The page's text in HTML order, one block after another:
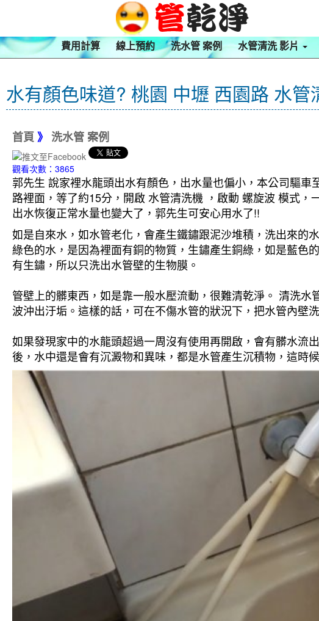
費用計算 線上預約 洗水管 案例 水管清洗 影片
水有顏色味道? 桃園 中壢 西園路 水管
首頁 》 洗水管 案例
觀看次數：3865
郭先生 說家裡水龍頭出水有顏色，出水量也偏小，本公司驅
路裡面，等了約15分，開啟 水管清洗機 ，啟動 螺旋波 模式
出水恢復正常水量也變大了，郭先生可安心用水了!!
如是自來水，如水管老化，會產生鐵鏽跟泥沙堆積，洗出來的
綠色的水，是因為裡面有銅的物質，生鏽產生銅綠，如是藍色
有生鏽，所以只洗出水管壁的生物膜。
管壁上的髒東西，如是靠一般水壓流動，很難清乾淨。 清洗
波沖出汙垢。這樣的話，可在不傷水管的狀況下，把水管內壁
如果發現家中的水龍頭超過一周沒有使用再開啟，會有髒水流
後，水中還是會有沉澱物和異味，都是水管產生沉積物，這時